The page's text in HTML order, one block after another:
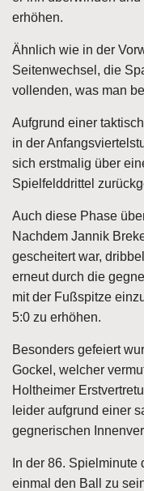
erhöhen.
Ähnlich wie in der
Seitenwechsel, die
vollenden, was man
Aufgrund einer
in der
sich erstmalig über
Spielfelddrittel
Auch diese Phase
Nachdem Jannik
gescheitert war,
erneut durch die
mit der Fußspitze
5:0 zu erhöhen.
Besonders gefeiert
Gockel, welcher
Holtheimer
leider aufgrund einer
gegnerischen
In der 86.
einmal den Ball zu